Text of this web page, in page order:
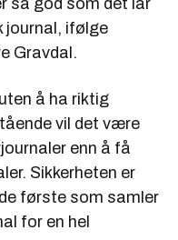
så god som det lar
journal, ifølge
Gravdal.
å ha riktig
vil det være
enn å få
Sikkerheten er
første som samler
for en hel